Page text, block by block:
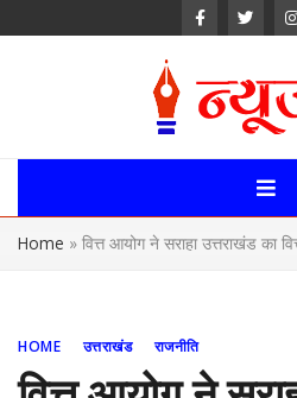
News
Delhi
Home » वित्त आयोग ने सराहा उत्तराखंड का
HOME उत्तराखंड राजनीति